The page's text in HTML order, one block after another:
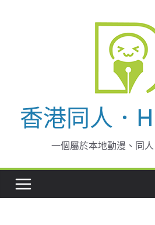
香港同人．
一個屬於本地動漫、同